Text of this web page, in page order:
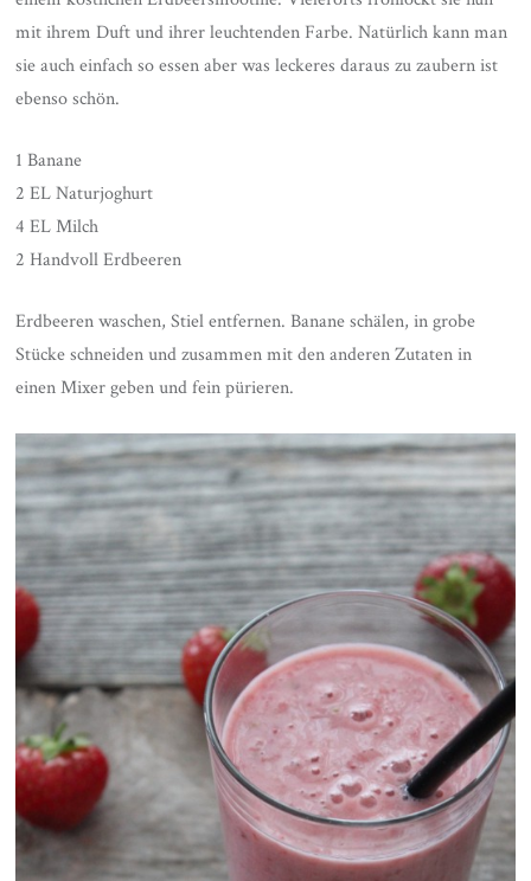
mit ihrem Duft und ihrer leuchtenden Farbe. Natürlich kann man
sie auch einfach so essen aber was leckeres daraus zu zaubern ist
ebenso schön.
1 Banane
2 EL Naturjoghurt
4 EL Milch
2 Handvoll Erdbeeren
Erdbeeren waschen, Stiel entfernen. Banane schälen, in grobe
Stücke schneiden und zusammen mit den anderen Zutaten in
einen Mixer geben und fein pürieren.